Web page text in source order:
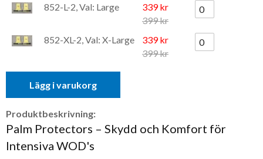
852-L-2, Val: Large
339 kr
399 kr
852-XL-2, Val: X-Large
339 kr
399 kr
Lägg i varukorg
Produktbeskrivning:
Palm Protectors – Skydd och Komfort för
Intensiva WOD's